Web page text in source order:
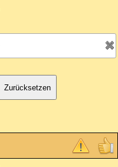
Zurücksetzen